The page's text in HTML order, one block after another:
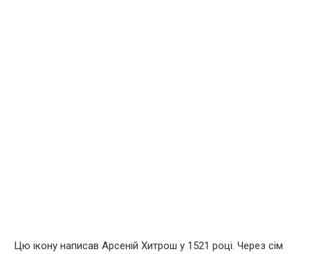
Цю ікону написав Арсеній Хитрош у 1521 році. Через сім